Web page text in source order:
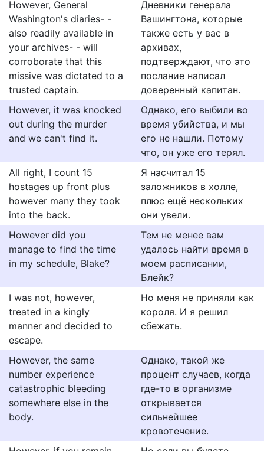
However, General
Washington's diaries- -
also readily available in
your archives- - will
corroborate that this
missive was dictated to a
trusted captain.
Дневники генерала
Вашингтона, которые
также есть у вас в
архивах,
подтверждают, что это
послание написал
доверенный капитан.
However, it was knocked
out during the murder
and we can't find it.
Однако, его выбили во
время убийства, и мы
его не нашли. Потому
что, он уже его терял.
All right, I count 15
hostages up front plus
however many they took
into the back.
Я насчитал 15
заложников в холле,
плюс ещё нескольких
они увели.
However did you
manage to find the time
in my schedule, Blake?
Тем не менее вам
удалось найти время в
моем расписании,
Блейк?
I was not, however,
treated in a kingly
manner and decided to
escape.
Но меня не приняли как
короля. И я решил
сбежать.
However, the same
number experience
catastrophic bleeding
somewhere else in the
body.
Однако, такой же
процент случаев, когда
где-то в организме
открывается
сильнейшее
кровотечение.